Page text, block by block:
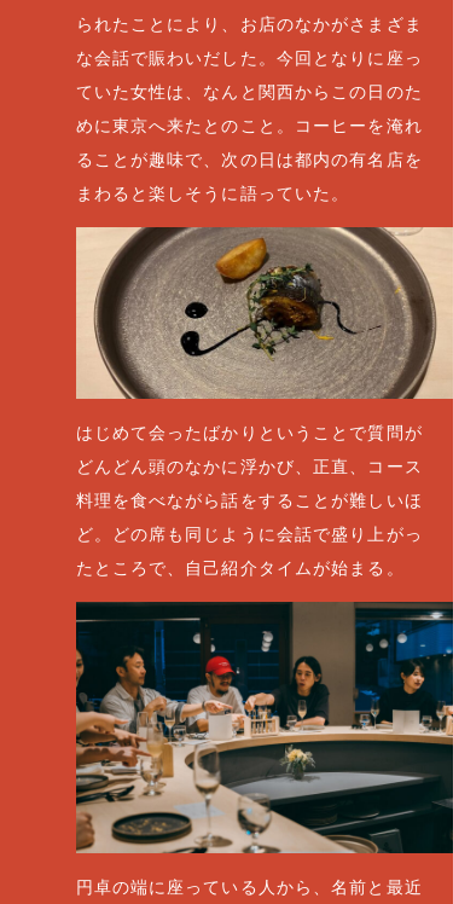
られたことにより、お店のなかがさまざま
な会話で賑わいだした。今回となりに座っ
ていた女性は、なんと関西からこの日のた
めに東京へ来たとのこと。コーヒーを淹れ
ることが趣味で、次の日は都内の有名店を
まわると楽しそうに語っていた。
はじめて会ったばかりということで質問が
どんどん頭のなかに浮かび、正直、コース
料理を食べながら話をすることが難しいほ
ど。どの席も同じように会話で盛り上がっ
たところで、自己紹介タイムが始まる。
円卓の端に座っている人から、名前と最近